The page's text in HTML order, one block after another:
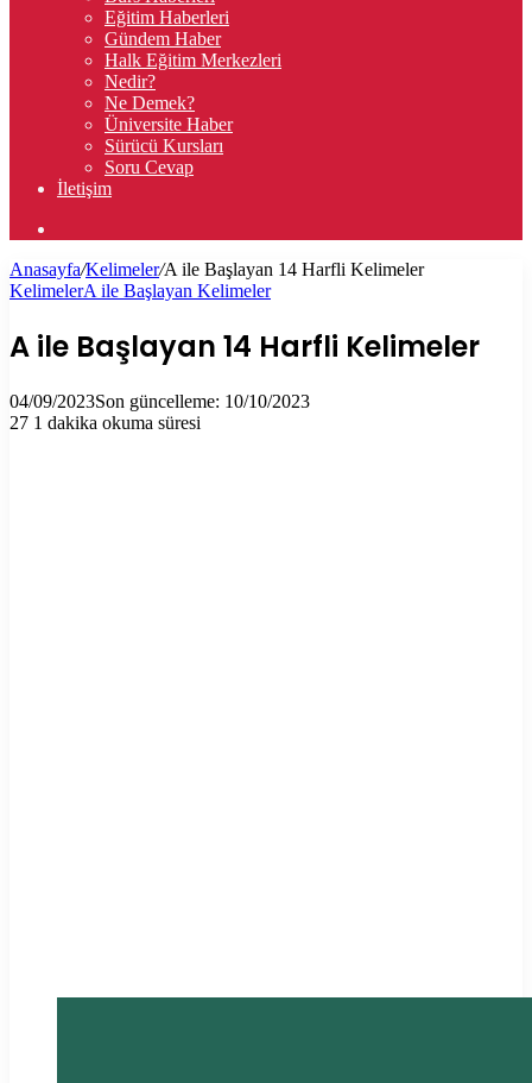
Eğitim Haberleri
Gündem Haber
Halk Eğitim Merkezleri
Nedir?
Ne Demek?
Üniversite Haber
Sürücü Kursları
Soru Cevap
İletişim
...
Anasayfa/Kelimeler/A ile Başlayan 14 Harfli Kelimeler
KelimelerA ile Başlayan Kelimeler
A ile Başlayan 14 Harfli Kelimeler
04/09/2023Son güncelleme: 10/10/2023
27 1 dakika okuma süresi